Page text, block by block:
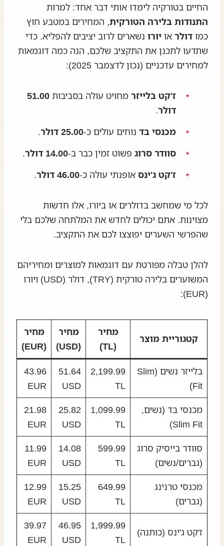
החיים בטורקיה לימדו אותי דבר אחד: למרות
התנודות בלירה הטורקית, המחירים במטבע חוץ
כמו דולר או יורו נשארים לרוב יציבים להפליא. כדי
שתדעו לתכנן את התקציב שלכם, הנה כמה דוגמאות
למחירים עדכניים (נכון לדצמבר 2025):
ז'קט בלייזר מחויט עולה בסביבות 51.00
דולר.
מכנסי בד נוחים עולים כ-25.00 דולר
.
סוודר סרוג פשוט זמין כבר ב-14.00 דולר
.
ז'קט ג'ינס אופנתי עולה כ-46.00 דולר .
לכל מי שמחשב בדולרים או ביורו, אלו חדשות
מצוינות. אתם יכולים לחדש את המלתחה שלכם בלי
שהפרשי השערים יפוצצו לכם את התקציב.
להלן טבלה מפורטת עם דוגמאות למוצרים ומחיריהם
המשוערים בלירה טורקית (TRY), דולר (USD) ויורו
(EUR):
קטגוריית מוצר
מחיר
(TL)
מחיר
(USD)
מחיר
(EUR)
בלייזר נשים (Slim
Fit)
2,199.99
TL
51.64
USD
43.96
EUR
מכנסי בד (נשים,
Slim Fit)
1,099.99
TL
25.82
USD
21.98
EUR
סוודר בייסיק סרוג
(גברים/נשים)
599.99
TL
14.08
USD
11.99
EUR
מכנסי טרנינג
(גברים)
649.99
TL
15.25
USD
12.99
EUR
ז'קט ג'ינס (כותנה)
1,999.99
TL
46.95
USD
39.97
EUR